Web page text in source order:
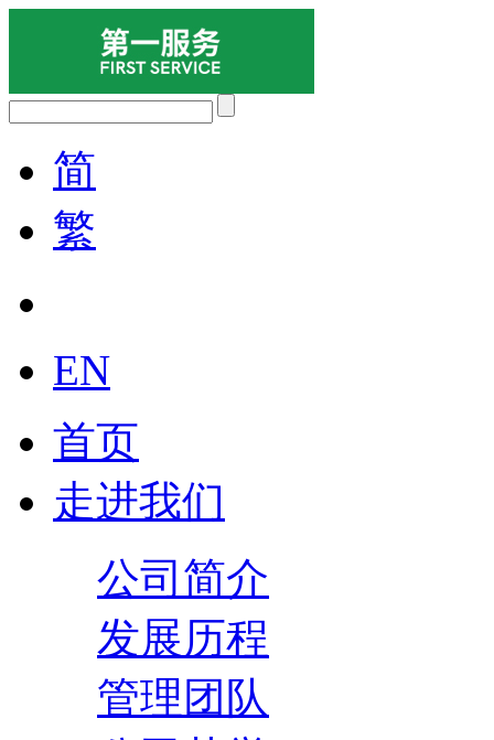
简
繁
EN
首页
走进我们
公司简介
发展历程
管理团队